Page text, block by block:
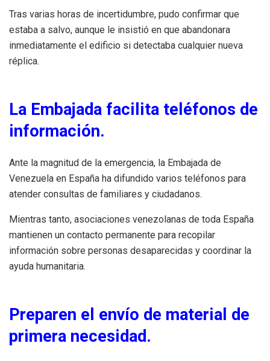
Tras varias horas de incertidumbre, pudo confirmar que
estaba a salvo, aunque le insistió en que abandonara
inmediatamente el edificio si detectaba cualquier nueva
réplica.
La Embajada facilita teléfonos de
información.
Ante la magnitud de la emergencia, la Embajada de
Venezuela en España ha difundido varios teléfonos para
atender consultas de familiares y ciudadanos.
Mientras tanto, asociaciones venezolanas de toda España
mantienen un contacto permanente para recopilar
información sobre personas desaparecidas y coordinar la
ayuda humanitaria.
Preparen el envío de material de
primera necesidad.